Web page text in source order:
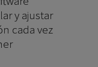
y ajustar
cada vez